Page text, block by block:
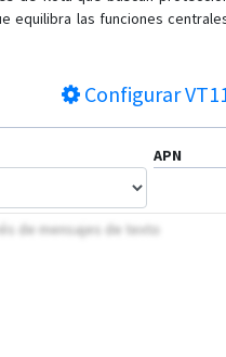
equilibra las funciones
Configurar
APN
de mensajes de texto